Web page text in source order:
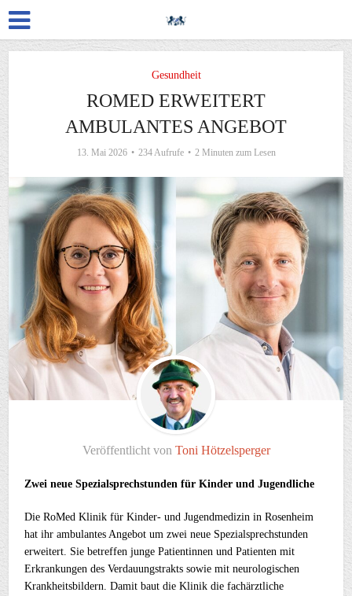
Gesundheit
ROMED ERWEITERT
AMBULANTES ANGEBOT
13. Mai 2026 234 Aufrufe 2 Minuten zum Lesen
Veröffentlicht von Toni Hötzelsperger
Zwei neueSpezialsprechstunden für Kinder und Jugendliche
Die RoMed Klinik für Kinder- und Jugendmedizin in Rosenheim
hat ihr ambulantes Angebot um zwei neue Spezialsprechstunden
erweitert. Sie betreffen junge Patientinnen und Patienten mit
Erkrankungen des Verdauungstrakts sowie mit neurologischen
Krankheitsbildern. Damit baut die Klinik die fachärztliche